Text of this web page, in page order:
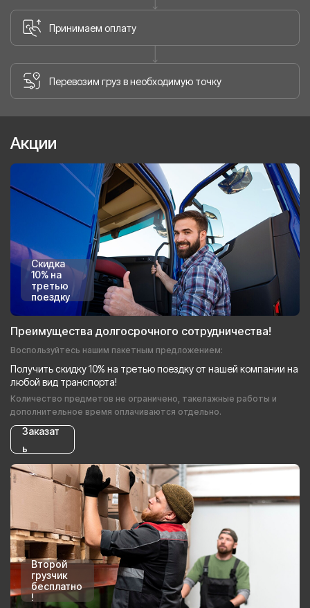
Принимаем оплату
Перевозим груз в необходимую точку
Акции
Скидка
10% на
третью
поездку
Преимущества долгосрочного сотрудничества!
Воспользуйтесь нашим пакетным предложением:
Получить скидку 10% на третью поездку от нашей компании на
любой вид транспорта!
Количество предметов не ограничено, такелажные работы и
дополнительное время оплачиваются отдельно.
Заказат
ь
Второй
грузчик
бесплатно
!